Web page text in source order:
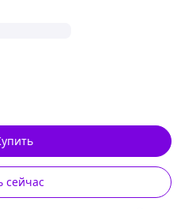
сейчас